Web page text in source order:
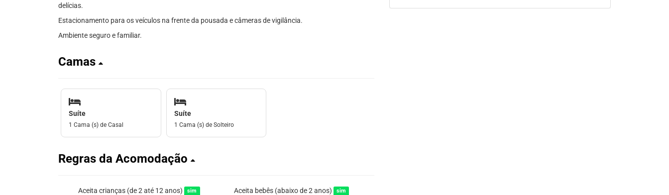
delícias.
Estacionamento para os veículos na frente da pousada e câmeras de vigilância.
Ambiente seguro e familiar.
Camas
Suíte
1 Cama (s) de Casal
Suíte
1 Cama (s) de Solteiro
Regras da Acomodação
Aceita crianças (de 2 até 12 anos) sim Aceita bebês (abaixo de 2 anos) sim